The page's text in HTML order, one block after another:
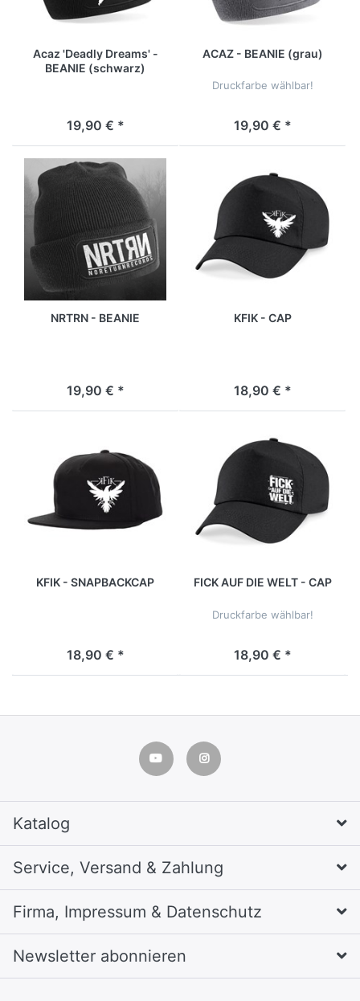
Acaz 'Deadly Dreams' -
BEANIE (schwarz)
19,90 € *
ACAZ - BEANIE (grau)
Druckfarbe wählbar!
19,90 € *
NRTRN - BEANIE
19,90 € *
KFIK - CAP
18,90 € *
KFIK - SNAPBACKCAP
18,90 € *
FICK AUF DIE WELT - CAP
Druckfarbe wählbar!
18,90 € *
Katalog
Service, Versand & Zahlung
Firma, Impressum & Datenschutz
Newsletter abonnieren